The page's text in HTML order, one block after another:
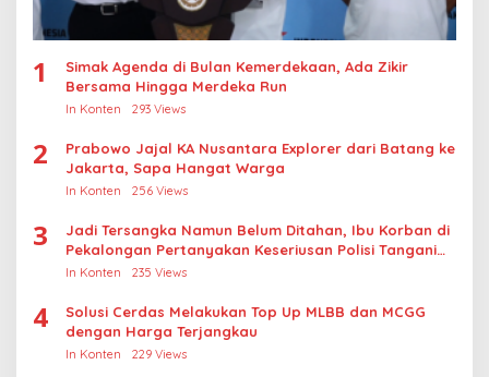
1
Simak Agenda di Bulan Kemerdekaan, Ada Zikir
Bersama Hingga Merdeka Run
In Konten 293 Views
2
Prabowo Jajal KA Nusantara Explorer dari Batang ke
Jakarta, Sapa Hangat Warga
In Konten 256 Views
3
Jadi Tersangka Namun Belum Ditahan, Ibu Korban di
Pekalongan Pertanyakan Keseriusan Polisi Tangani
Kasus Rudapksa Sampai Anaknya Hamil
In Konten 235 Views
4
Solusi Cerdas Melakukan Top Up MLBB dan MCGG
dengan Harga Terjangkau
In Konten 229 Views